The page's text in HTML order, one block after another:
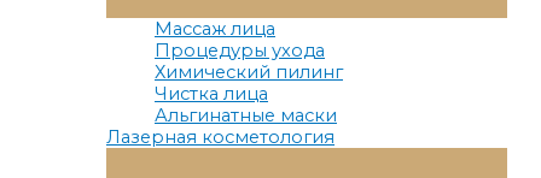
Меню
Массаж лица
Процедуры ухода
Химический пилинг
Чистка лица
Альгинатные маски
Лазерная косметология